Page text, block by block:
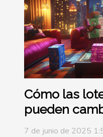
Cómo las
pueden
financiera
7 de junio de 2025